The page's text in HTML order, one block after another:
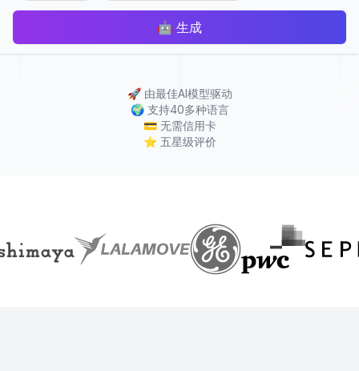
🤖 生成
🚀 由最佳AI模型驱动
🌍 支持40多种语言
💳 无需信用卡
⭐ 五星级评价